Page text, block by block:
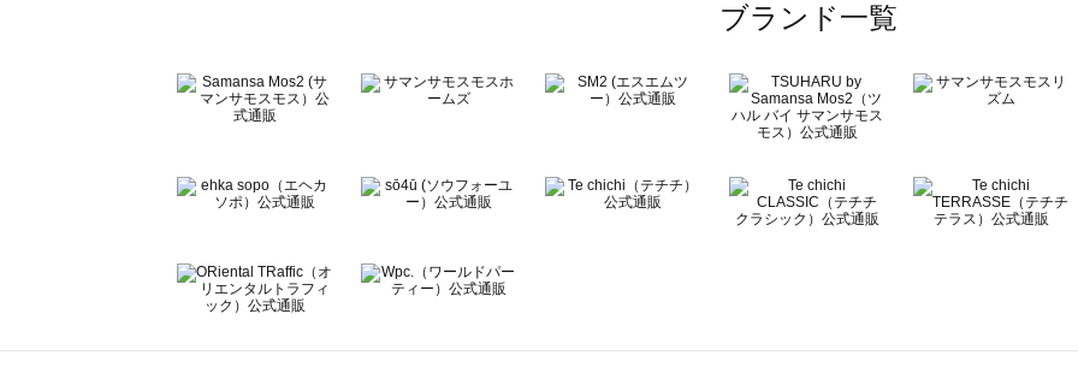
BETTY'S BLUE（べティーズブルー）のその他シューズ一覧
Wpc.（ワールドパーティー）のその他シューズ一覧
ブランド一覧